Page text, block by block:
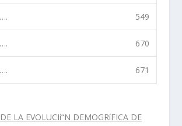
549
670
671
LA EVOLUCIí“N DEMOGRíFICA DE